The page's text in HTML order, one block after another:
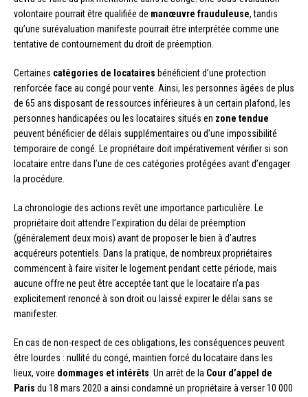
volontaire pourrait être qualifiée de manœuvre frauduleuse, tandis
qu’une surévaluation manifeste pourrait être interprétée comme une
tentative de contournement du droit de préemption.
Certaines catégories de locataires bénéficient d’une protection
renforcée face au congé pour vente. Ainsi, les personnes âgées de plus
de 65 ans disposant de ressources inférieures à un certain plafond, les
personnes handicapées ou les locataires situés en zone tendue
peuvent bénéficier de délais supplémentaires ou d’une impossibilité
temporaire de congé. Le propriétaire doit impérativement vérifier si son
locataire entre dans l’une de ces catégories protégées avant d’engager
la procédure.
La chronologie des actions revêt une importance particulière. Le
propriétaire doit attendre l’expiration du délai de préemption
(généralement deux mois) avant de proposer le bien à d’autres
acquéreurs potentiels. Dans la pratique, de nombreux propriétaires
commencent à faire visiter le logement pendant cette période, mais
aucune offre ne peut être acceptée tant que le locataire n’a pas
explicitement renoncé à son droit ou laissé expirer le délai sans se
manifester.
En cas de non-respect de ces obligations, les conséquences peuvent
être lourdes : nullité du congé, maintien forcé du locataire dans les
lieux, voire dommages et intérêts . Un arrêt de la Cour d’appel de
Paris du 18 mars 2020 a ainsi condamné un propriétaire à verser 10 000